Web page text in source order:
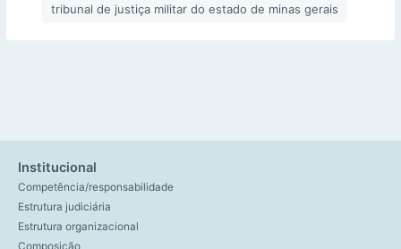
tribunal de justiça militar do estado de minas gerais
Institucional
Competência/responsabilidade
Estrutura judiciária
Estrutura organizacional
Composição